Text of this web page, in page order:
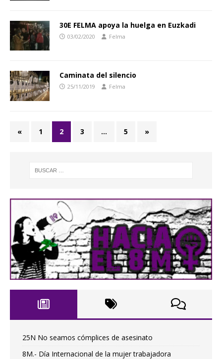
30E FELMA apoya la huelga en Euzkadi
03/02/2020 Felma
Caminata del silencio
25/11/2019 Felma
« 1 2 3 … 5 »
25N No seamos cómplices de asesinato
8M.- Día Internacional de la mujer trabajadora